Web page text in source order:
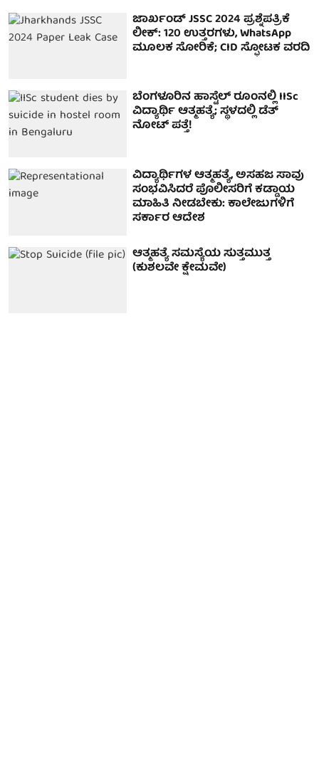
ಜಾರ್ಖಂಡ್ JSSC 2024 ಪ್ರಶ್ನೆಪತ್ರಿಕೆ
ಲೀಕ್: 120 ಉತ್ತರಗಳು, WhatsApp
ಮೂಲಕ ಸೋರಿಕೆ; CID ಸ್ಫೋಟಕ ವರದಿ
ಬೆಂಗಳೂರಿನ ಹಾಸ್ಟೆಲ್ ರೂಂನಲ್ಲಿ IISc
ವಿದ್ಯಾರ್ಥಿ ಆತ್ಮಹತ್ಯೆ; ಸ್ಥಳದಲ್ಲಿ ಡೆತ್
ನೋಟ್ ಪತ್ತೆ!
ವಿದ್ಯಾರ್ಥಿಗಳ ಆತ್ಮಹತ್ಯೆ, ಅಸಹಜ ಸಾವು
ಸಂಭವಿಸಿದರೆ ಪೊಲೀಸರಿಗೆ ಕಡ್ಡಾಯ
ಮಾಹಿತಿ ನೀಡಬೇಕು: ಕಾಲೇಜುಗಳಿಗೆ
ಸರ್ಕಾರ ಆದೇಶ
ಆತ್ಮಹತ್ಯೆ ಸಮಸ್ಯೆಯ ಸುತ್ತಮುತ್ತ
(ಕುಶಲವೇ ಕ್ಷೇಮವೇ)